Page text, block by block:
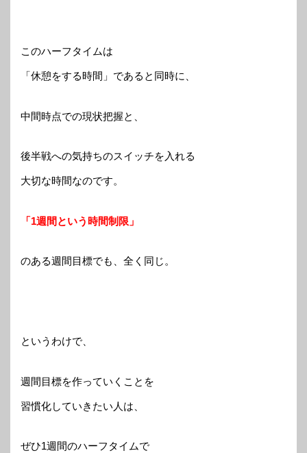
このハーフタイムは
「休憩をする時間」であると同時に、
中間時点での現状把握と、
後半戦への気持ちのスイッチを入れる
大切な時間なのです。
「1週間という時間制限」
のある週間目標でも、全く同じ。
というわけで、
週間目標を作っていくことを
習慣化していきたい人は、
ぜひ1週間のハーフタイムで